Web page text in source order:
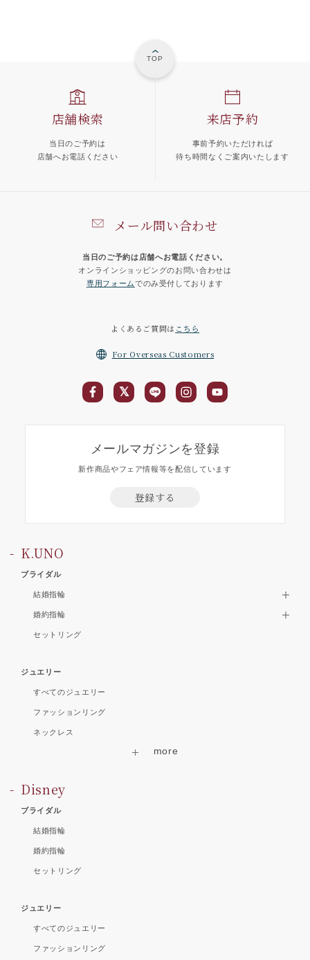
TOP
メール問い合わせ
当日のご予約は店舗へお電話ください。
オンラインショッピングのお問い合わせは
専用フォームでのみ受付しております
店舗検索
当日のご予約は
店舗へお電話ください
来店予約
事前予約いただければ
待ち時間なくご案内いたします
よくあるご質問は こちら
For Overseas Customers
メールマガジンを登録
新作商品やフェア情報等を配信しています
登録する
K.UNO
ブライダル
結婚指輪
婚約指輪
セットリング
ジュエリー
すべてのジュエリー
ファッションリング
ネックレス
Disney
ブライダル
結婚指輪
婚約指輪
セットリング
ジュエリー
すべてのジュエリー
ファッションリング